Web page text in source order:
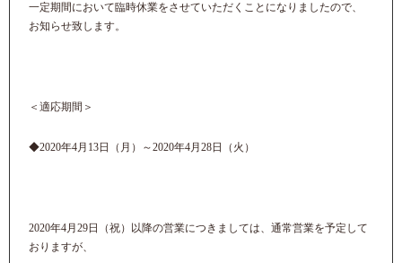
一定期間において臨時休業をさせていただくことになりましたので、
お知らせ致します。
＜適応期間＞
◆2020年4月13日（月）～2020年4月28日（火）
2020年4月29日（祝）以降の営業につきましては、通常営業を予定して
おりますが、